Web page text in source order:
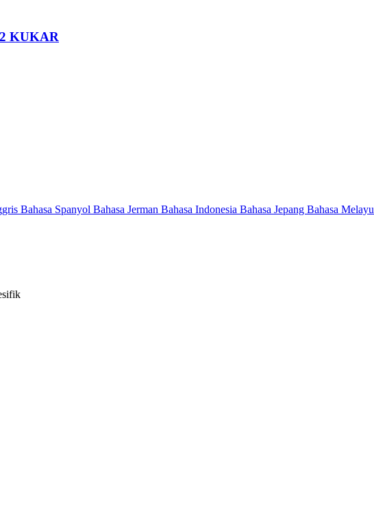
KUKAR
Bahasa Spanyol Bahasa Jerman Bahasa Indonesia Bahasa Jepang Bahasa Melayu